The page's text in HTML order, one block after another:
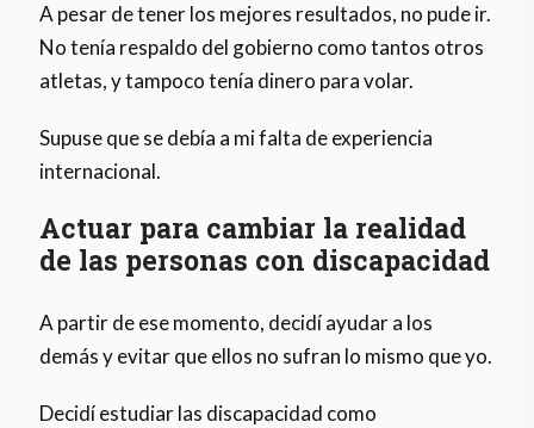
A pesar de tener los mejores resultados, no pude ir.
No tenía respaldo del gobierno como tantos otros
atletas, y tampoco tenía dinero para volar.
Supuse que se debía a mi falta de experiencia
internacional.
Actuar para cambiar la realidad
de las personas con discapacidad
A partir de ese momento, decidí ayudar a los
demás y evitar que ellos no sufran lo mismo que yo.
Decidí estudiar las discapacidad como